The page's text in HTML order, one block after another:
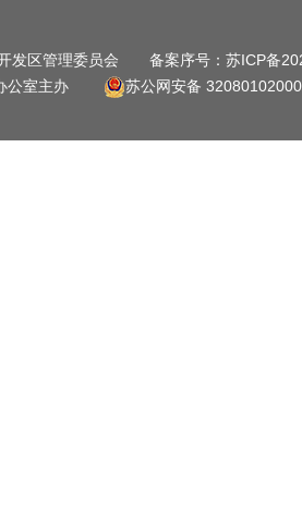
发区管理委员会 备案序号： 苏ICP备
办公室主办
苏公网安备